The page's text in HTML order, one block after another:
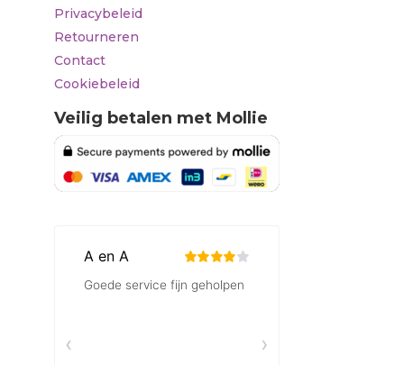
Privacybeleid
Retourneren
Contact
Cookiebeleid
Veilig betalen met Mollie